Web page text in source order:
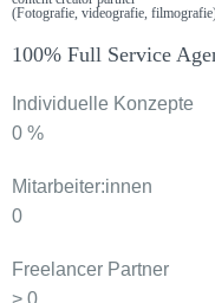
(Fotografie, videografie,
100% Full Service
Individuelle Konzepte
0 %
Mitarbeiter:innen
0
Freelancer Partner